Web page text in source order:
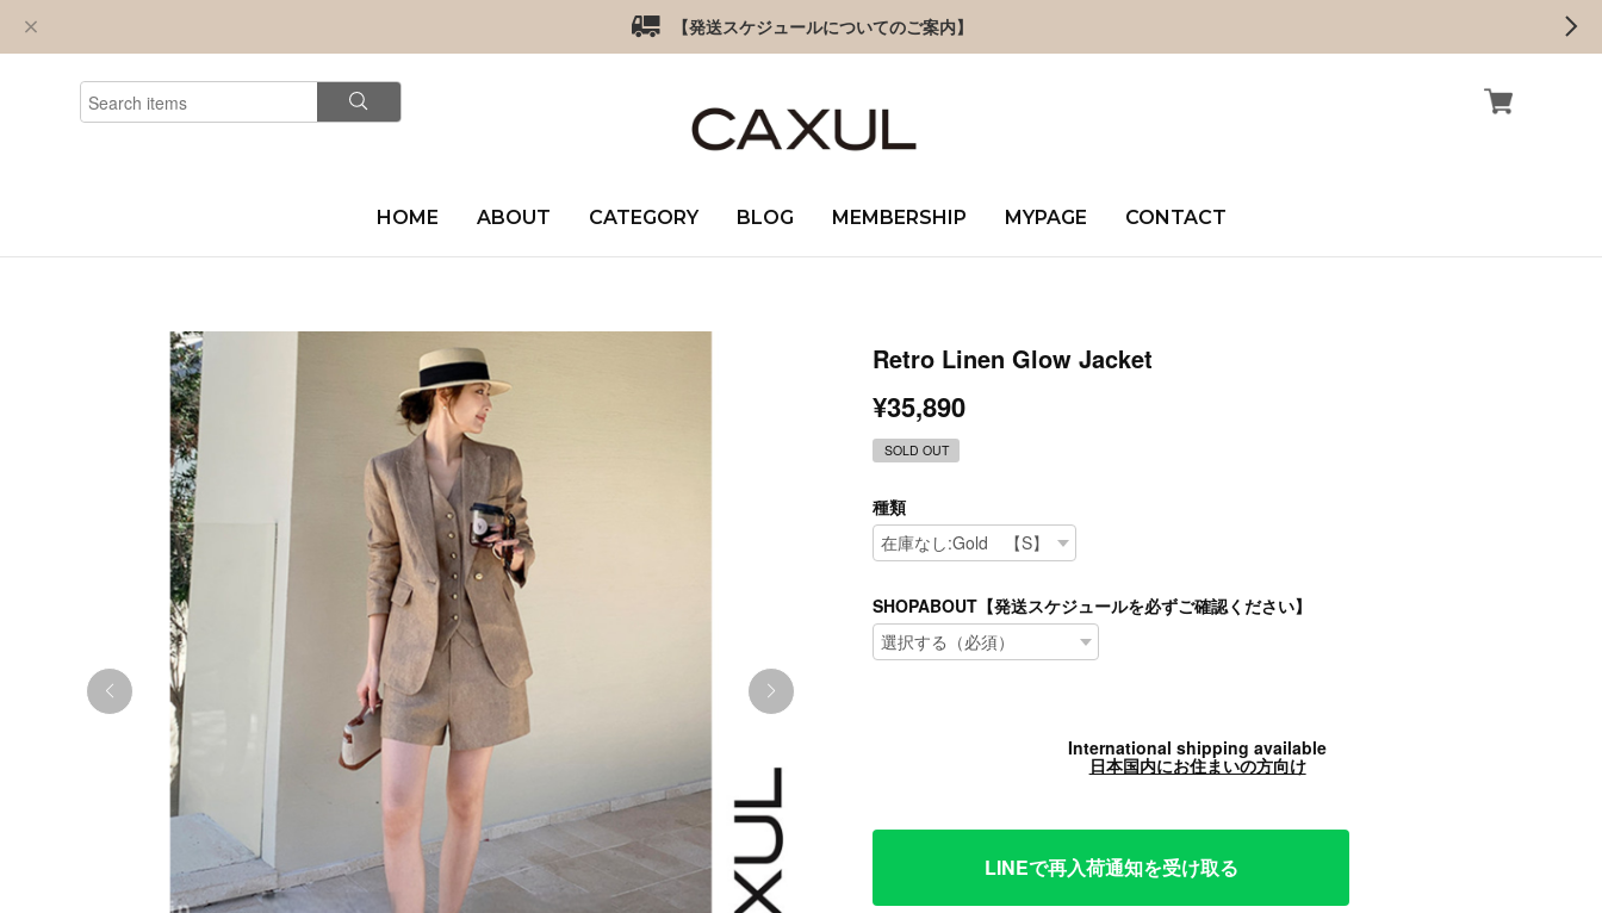
【発送スケジュールについてのご案内】
HOME ABOUT CATEGORY BLOG MEMBERSHIP MYPAGE CONTACT
Retro Linen Glow Jacket
¥35,890
SOLD OUT
種類
SHOPABOUT【発送スケジュールを必ずご確認ください】
International shipping available
日本国内にお住まいの方向け
LINEで再入荷通知を受け取る